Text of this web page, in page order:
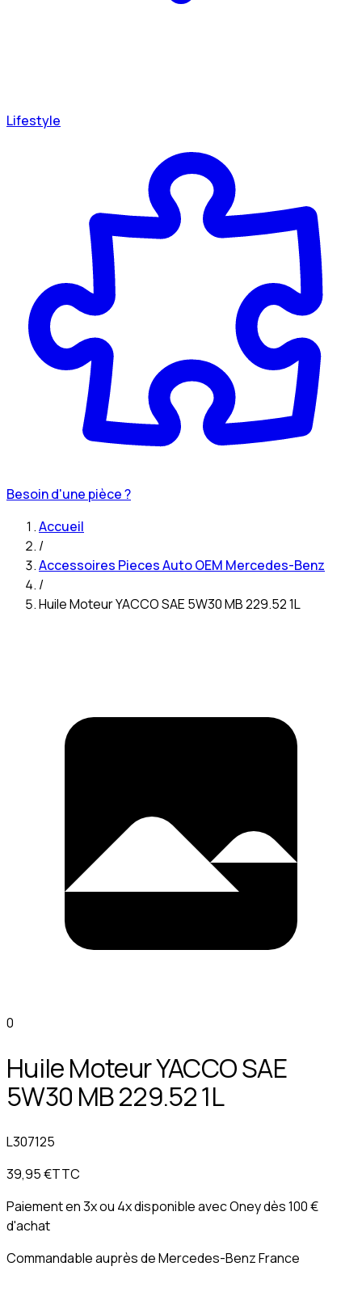
Lifestyle
Besoin d'une pièce ?
Accueil
/
Accessoires Pieces Auto OEM Mercedes-Benz
/
Huile Moteur YACCO SAE 5W30 MB 229.52 1L
0
Huile Moteur YACCO SAE
5W30 MB 229.52 1L
L307125
39,95 €TTC
Paiement en 3x ou 4x disponible avecOneydès 100 €
d'achat
Commandable auprès de Mercedes-Benz France